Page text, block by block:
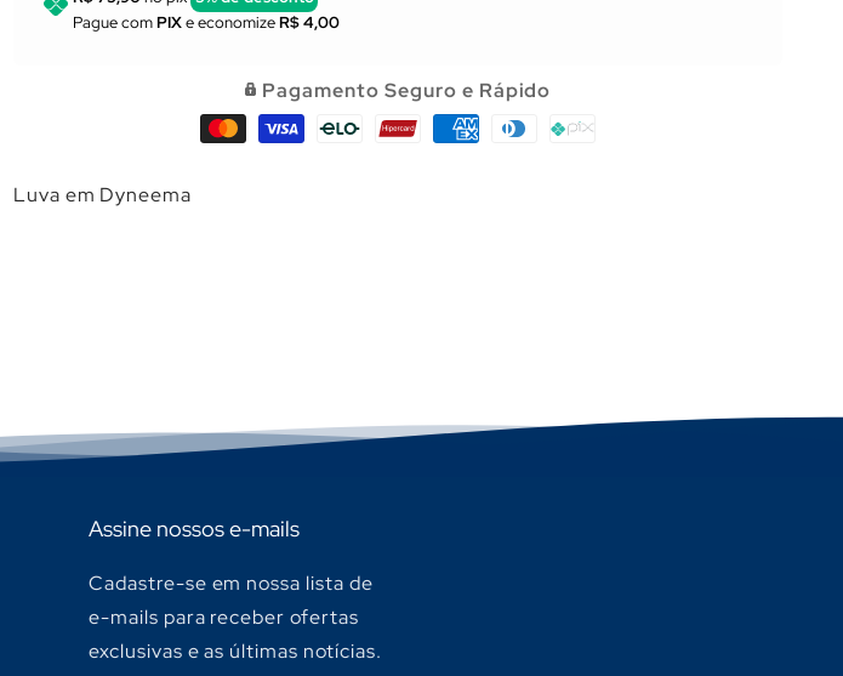
Pague comPIXe economizeR$ 4,00
Pagamento Seguro e Rápido
Luva em Dyneema
Assine nossos e-mails
Cadastre-se em nossa lista de
e-mails para receber ofertas
exclusivas e as últimas notícias.